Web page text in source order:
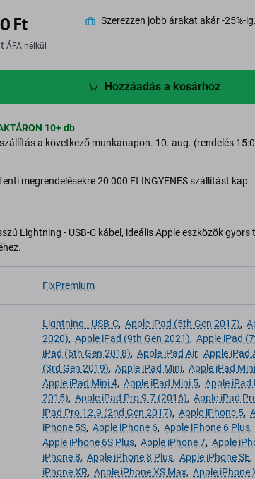
Ft
ÁFA nélkül
Szerezzen jobb árakat akár -25%-ig.
Hozzáadás a kosárhoz
10+ db
a következő munkanapon. 10. aug. (rendelés
megrendelésekre 20 000 Ft INGYENES szállítást kap
Lightning - USB-C kábel, ideális Apple eszközök gyors
FixPremium
Lightning - USB-C, Apple iPad (5th Gen 2017),
2020), Apple iPad (9th Gen 2021), Apple iPad
iPad (6th Gen 2018), Apple iPad Air, Apple iPad
(3rd Gen 2019), Apple iPad Mini, Apple iPad
Apple iPad Mini 4, Apple iPad Mini 5, Apple iPad
2015), Apple iPad Pro 9.7 (2016), Apple iPad
iPad Pro 12.9 (2nd Gen 2017), Apple iPhone 5,
iPhone 5S, Apple iPhone 6, Apple iPhone 6 Plus,
Apple iPhone 6S Plus, Apple iPhone 7, Apple
iPhone 8, Apple iPhone 8 Plus, Apple iPhone SE,
iPhone XR, Apple iPhone XS Max, Apple iPhone